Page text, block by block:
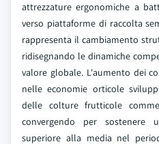
attrezzature ergonomiche a
verso piattaforme di raccolta
rappresenta il cambiamento
ridisegnando le dinamiche
valore globale. L'aumento dei
nelle economie orticole
delle colture frutticole
convergendo per sostenere
superiore alla media nel